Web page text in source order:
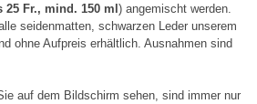
25 Fr., mind. 150 ml) angemischt werden.
seidenmatten, schwarzen Leder unserem
ohne Aufpreis erhältlich. Ausnahmen sind
auf dem Bildschirm sehen, sind immer nur